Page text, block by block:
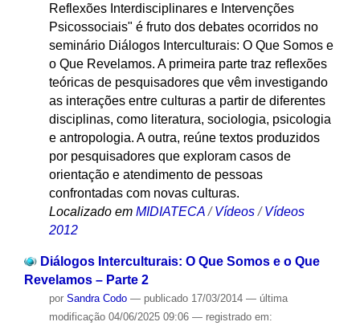
Reflexões Interdisciplinares e Intervenções
Psicossociais" é fruto dos debates ocorridos no
seminário Diálogos Interculturais: O Que Somos e
o Que Revelamos. A primeira parte traz reflexões
teóricas de pesquisadores que vêm investigando
as interações entre culturas a partir de diferentes
disciplinas, como literatura, sociologia, psicologia
e antropologia. A outra, reúne textos produzidos
por pesquisadores que exploram casos de
orientação e atendimento de pessoas
confrontadas com novas culturas.
Localizado em MIDIATECA /Vídeos /Vídeos
2012
Diálogos Interculturais: O Que Somos e o Que
Revelamos – Parte 2
por Sandra Codo — publicado17/03/2014 — última
modificação04/06/2025 09:06 — registrado em: